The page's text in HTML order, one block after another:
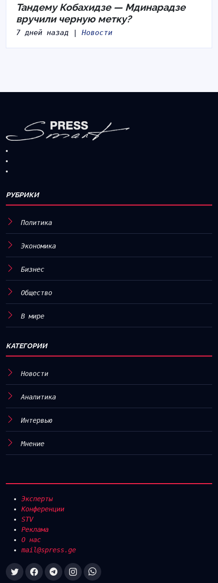
Тандему Кобахидзе — Мдинарадзе
вручили черную метку?
7 дней назад | Новости
РУБРИКИ
Политика
Экономика
Бизнес
Общество
В мире
КАТЕГОРИИ
Новости
Аналитика
Интервью
Мнение
Эксперты
Конференции
STV
Реклама
О нас
mail@spress.ge